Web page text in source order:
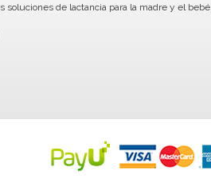
soluciones de lactancia para la madre y el bebé.